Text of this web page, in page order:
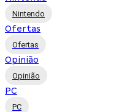
Nintendo
Ofertas
Ofertas
Opinião
Opinião
PC
PC